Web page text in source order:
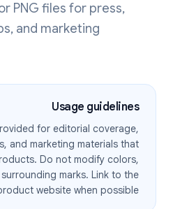
PNG files for press,
and marketing.
Usage guidelines
for editorial coverage,
and marketing materials that
Do not modify colors,
marks. Link to the
website when possible.